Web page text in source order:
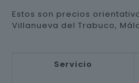
Estos son precios
Villanueva del Trabuco,
Servicio